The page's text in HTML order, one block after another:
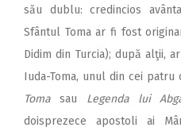
său dublu: credincios
Sfântul Toma ar fi fost
Didim din Turcia); după alţii,
Iuda-Toma, unul din cei patru
Toma sau Legenda lui
doisprezece apostoli ai